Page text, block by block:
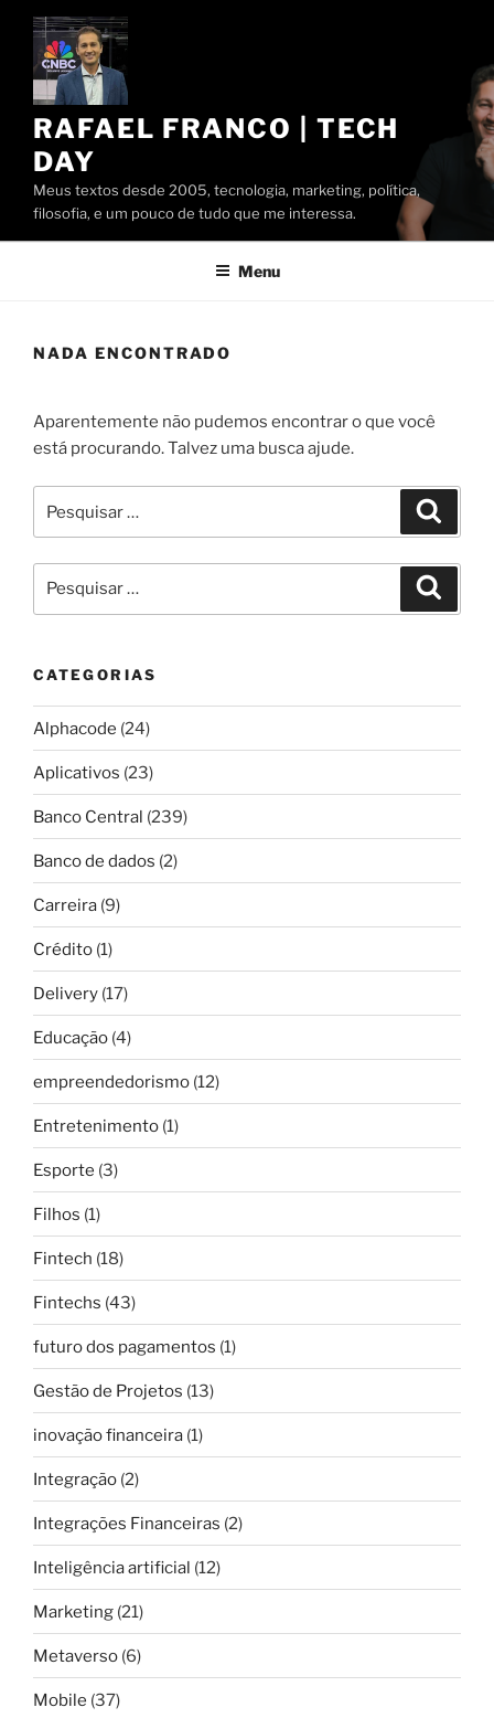
Pular
conteúdo
RAFAEL FRANCO | TECH
DAY
Meus textos desde 2005, tecnologia, marketing, política,
filosofia, e um pouco de tudo que me interessa.
Menu
NADA ENCONTRADO
Aparentemente não pudemos encontrar o que você
está procurando. Talvez uma busca ajude.
por:
por:
CATEGORIAS
Alphacode (24)
Aplicativos (23)
Banco Central (239)
Banco de dados (2)
Carreira (9)
Crédito (1)
Delivery (17)
Educação (4)
empreendedorismo (12)
Entretenimento (1)
Esporte (3)
Filhos (1)
Fintech (18)
Fintechs (43)
futuro dos pagamentos (1)
Gestão de Projetos (13)
inovação financeira (1)
Integração (2)
Integrações Financeiras (2)
Inteligência artificial (12)
Marketing (21)
Metaverso (6)
Mobile (37)